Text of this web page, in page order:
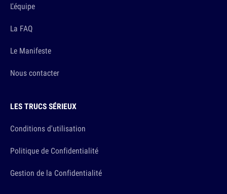
L'équipe
La FAQ
Le Manifeste
Nous contacter
LES TRUCS SÉRIEUX
Conditions d'utilisation
Politique de Confidentialité
Gestion de la Confidentialité